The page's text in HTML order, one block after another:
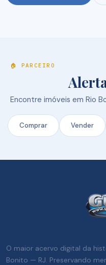
🏠 PARCEIRO
Encontre imóveis em Rio
Comprar Vender
O maior acervo digital da
Bonito — RJ. Preservando